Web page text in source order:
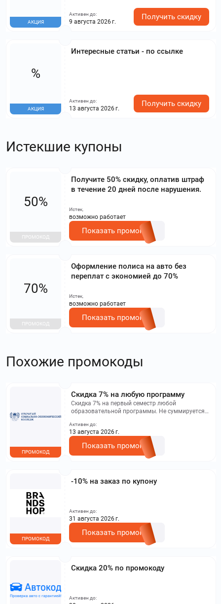
АКЦИЯ
Активен до:
9 августа 2026 г.
Получить скидку
Интересные статьи - по ссылке
%
АКЦИЯ
Активен до:
13 августа 2026 г.
Получить скидку
Истекшие купоны
Получите 50% скидку, оплатив штраф
в течение 20 дней после нарушения.
50%
ПРОМОКОД
Истек,
возможно работает
Показать промокод
Оформление полиса на авто без
переплат с экономией до 70%
70%
ПРОМОКОД
Истек,
возможно работает
Показать промокод
Похожие промокоды
Скидка 7% на любую программу
Скидка 7% на первый семестр любой
образовательной программы. Не суммируется с
на сайте.
ПРОМОКОД
Активен до:
13 августа 2026 г.
Показать промокод
-10% на заказ по купону
ПРОМОКОД
Активен до:
31 августа 2026 г.
Показать промокод
Скидка 20% по промокоду
Активен до: